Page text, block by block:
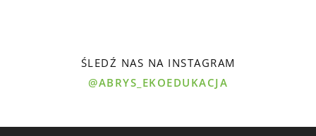
ŚLEDŹ NAS NA INSTAGRAM
@ABRYS_EKOEDUKACJA